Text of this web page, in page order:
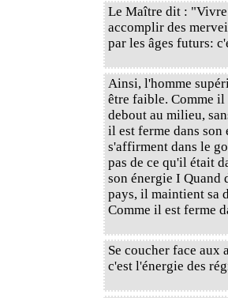
Le Maître dit : "Vivre
accomplir des
par les âges futurs:
Ainsi, l'homme
être faible. Comme
debout au milieu,
il est ferme dans
s'affirment dans le
pas de ce qu'il était
son énergie I Quand
pays, il maintient sa
Comme il est ferme
Se coucher face aux
c'est l'énergie des